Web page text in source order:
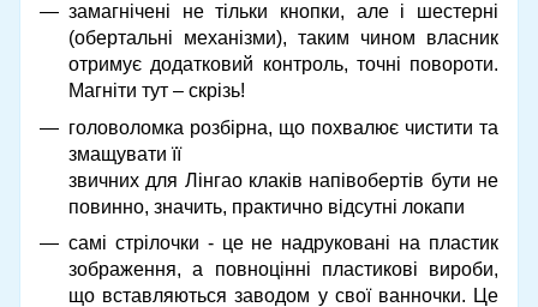
замагнічені не тільки кнопки, але і шестерні
(обертальні механізми), таким чином власник
отримує додатковий контроль, точні повороти.
Магніти тут – скрізь!
головоломка розбірна, що похвалює чистити та
змащувати її
звичних для Лінгао клаків напівобертів бути не
повинно, значить, практично відсутні локапи
самі стрілочки - це не надруковані на пластик
зображення, а повноцінні пластикові вироби,
що вставляються заводом у свої ванночки. Це